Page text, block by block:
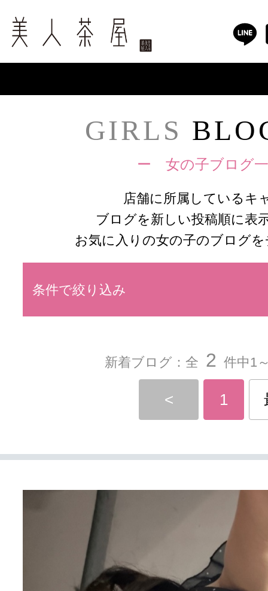
GIRLS
ー 女の子ブログ
店舗に所属しているキ
ブログを新しい投稿順に表
お気に入りの女の子のブログ
条件で絞り込み
新着ブログ：全 2 件中1
< 1